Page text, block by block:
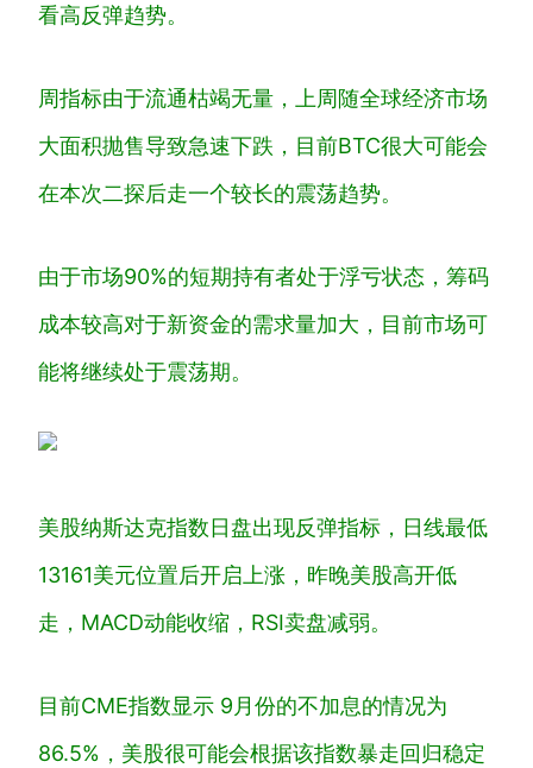
看高反弹趋势。
周指标由于流通枯竭无量，上周随全球经济市场
大面积抛售导致急速下跌，目前BTC很大可能会
在本次二探后走一个较长的震荡趋势。
由于市场90%的短期持有者处于浮亏状态，筹码
成本较高对于新资金的需求量加大，目前市场可
能将继续处于震荡期。
美股纳斯达克指数日盘出现反弹指标，日线最低
13161美元位置后开启上涨，昨晚美股高开低
走，MACD动能收缩，RSI卖盘减弱。
目前CME指数显示 9月份的不加息的情况为
86.5%，美股很可能会根据该指数暴走回归稳定